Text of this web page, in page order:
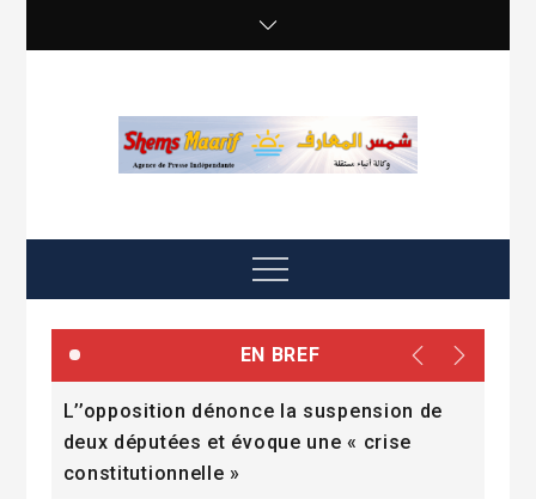
Menu
EN BREF
L’’opposition dénonce la suspension de
deux députées et évoque une « crise
constitutionnelle »